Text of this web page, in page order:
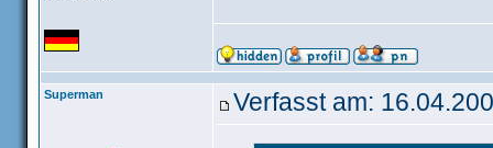
Superman Verfasst am: